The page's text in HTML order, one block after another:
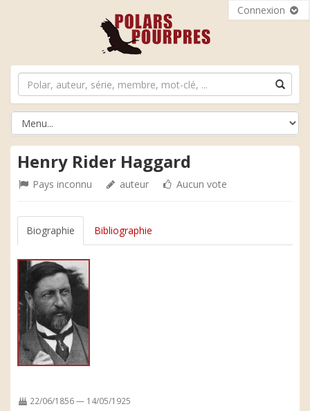
Connexion
Henry Rider Haggard
Pays inconnu auteur Aucun vote
Biographie Bibliographie
22/06/1856 — 14/05/1925